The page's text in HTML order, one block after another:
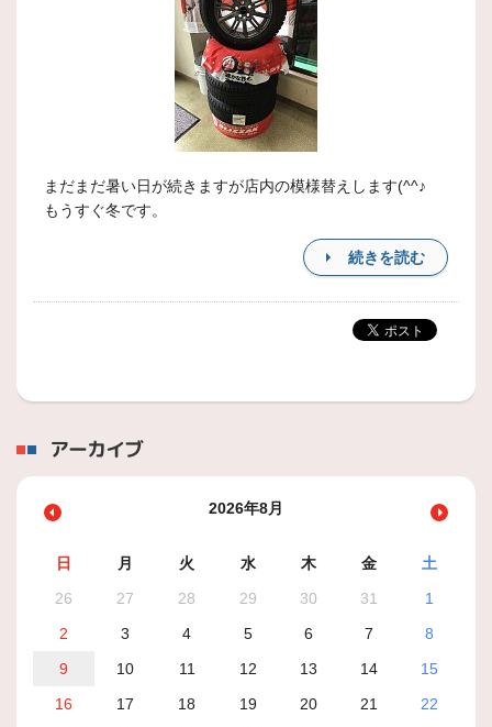
まだまだ暑い日が続きますが店内の模様替えします(^^♪
もうすぐ冬です。
続きを読む
アーカイブ
2026年8月
日 月 火 水 木 金
土
26
27 28 29 30 31
1
2
3 4 5 6 7
8
9
10 11 12 13 14
15
16
17 18 19 20 21
22